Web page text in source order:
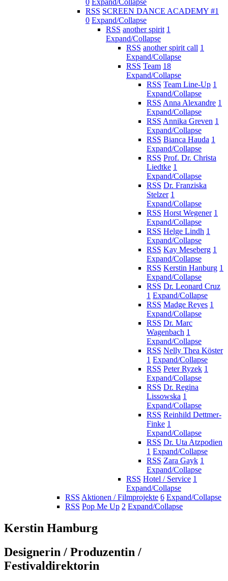
0 Expand/Collapse
RSS SCREEN DANCE ACADEMY #1
0 Expand/Collapse
RSS another spirit 1
Expand/Collapse
RSS another spirit call 1
Expand/Collapse
RSS Team 18
Expand/Collapse
RSS Team Line-Up 1
Expand/Collapse
RSS Anna Alexandre 1
Expand/Collapse
RSS Annika Greven 1
Expand/Collapse
RSS Bianca Hauda 1
Expand/Collapse
RSS Prof. Dr. Christa
Liedtke 1
Expand/Collapse
RSS Dr. Franziska
Stelzer 1
Expand/Collapse
RSS Horst Wegener 1
Expand/Collapse
RSS Helge Lindh 1
Expand/Collapse
RSS Kay Meseberg 1
Expand/Collapse
RSS Kerstin Hanburg 1
Expand/Collapse
RSS Dr. Leonard Cruz
1 Expand/Collapse
RSS Madge Reyes 1
Expand/Collapse
RSS Dr. Marc
Wagenbach 1
Expand/Collapse
RSS Nelly Thea Köster
1 Expand/Collapse
RSS Peter Ryzek 1
Expand/Collapse
RSS Dr. Regina
Lissowska 1
Expand/Collapse
RSS Reinhild Dettmer-
Finke 1
Expand/Collapse
RSS Dr. Uta Atzpodien
1 Expand/Collapse
RSS Zara Gayk 1
Expand/Collapse
RSS Hotel / Service 1
Expand/Collapse
RSS Aktionen / Filmprojekte 6 Expand/Collapse
RSS Pop Me Up 2 Expand/Collapse
Kerstin Hamburg
Designerin / Produzentin /
Festivaldirektorin